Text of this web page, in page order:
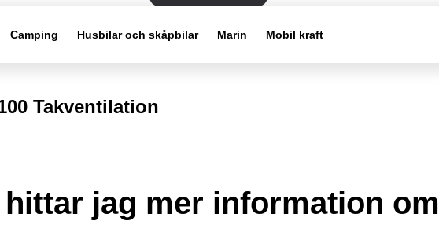
Camping Husbilar och skåpbilar Marin Mobil kraft
Takventilation
hittar jag mer information om